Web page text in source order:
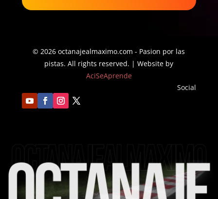
$29.91 hasta
© 2026 octanajealmaximo.com - Pasion por las
pistas. All rights reserved. | Website by
AciSeAprende
Social